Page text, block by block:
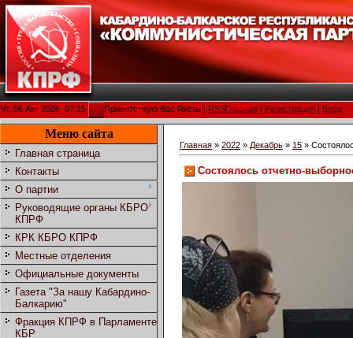
Чт, 06 Авг 2026, 07:15 Приветствую Вас Гость RSSГлавная Регистрация Вход
Меню сайта
Главная страница
Контакты
О партии
Руководящие органы КБРО
КПРФ
КРК КБРО КПРФ
Местные отделения
Официальные документы
Газета "За нашу Кабардино-
Балкарию"
Фракция КПРФ в Парламенте
КБР
Главная » 2022 » Декабрь » 15 »
Состоялось отчетно-